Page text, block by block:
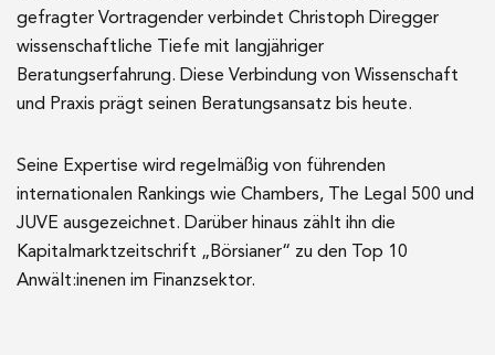
gefragter Vortragender verbindet Christoph Diregger
wissenschaftliche Tiefe mit langjähriger
Beratungserfahrung. Diese Verbindung von Wissenschaft
und Praxis prägt seinen Beratungsansatz bis heute.
Seine Expertise wird regelmäßig von führenden
internationalen Rankings wie Chambers, The Legal 500 und
JUVE ausgezeichnet. Darüber hinaus zählt ihn die
Kapitalmarktzeitschrift „Börsianer“ zu den Top 10
Anwält:inenen im Finanzsektor.